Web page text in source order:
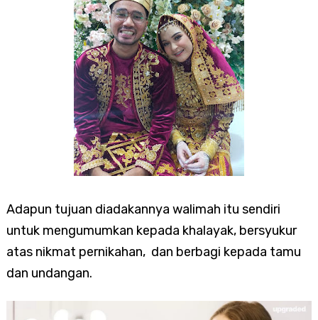
Adapun tujuan diadakannya walimah itu sendiri
untuk mengumumkan kepada khalayak, bersyukur
atas nikmat pernikahan, dan berbagi kepada tamu
dan undangan.